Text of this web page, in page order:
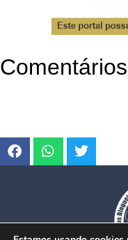
Comentários